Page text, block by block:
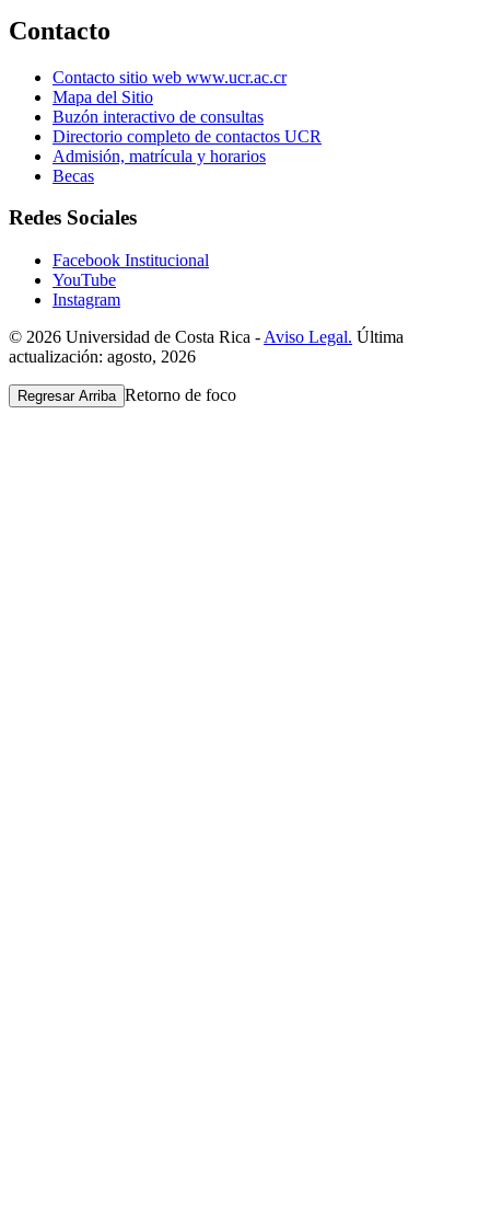
Contacto
Contacto sitio web www.ucr.ac.cr
Mapa del Sitio
Buzón interactivo de consultas
Directorio completo de contactos UCR
Admisión, matrícula y horarios
Becas
Redes Sociales
Facebook Institucional
YouTube
Instagram
© 2026 Universidad de Costa Rica - Aviso Legal. Última
actualización: agosto, 2026
Regresar Arriba Retorno de foco